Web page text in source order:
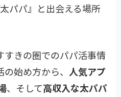
パパ』と出会える場所
すきの圏でのパパ活事情
始め方から、 人気アプ
、そして高収入な太パパ